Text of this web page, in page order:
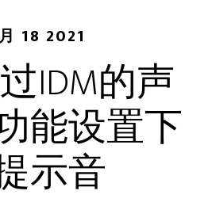
18 2021
IDM的声
能设置下
示音